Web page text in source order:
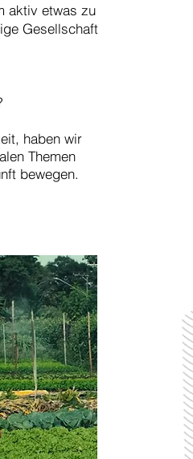
aktiv etwas zu
Gesellschaft
haben wir
Themen
bewegen.